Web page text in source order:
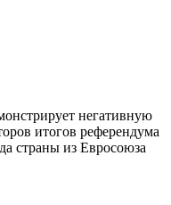
негативную
итогов референдума
страны из Евросоюза